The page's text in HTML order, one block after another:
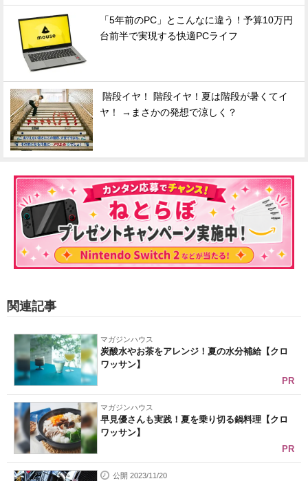
「5年前のPC」とこんなに違う！予算10万円
台前半で実現する快適PCライフ
階段イヤ！ 階段イヤ！夏は階段が暑くてイ
ヤ！ →まさかの発想で涼しく？
関連記事
マガジンハウス
炭酸水やお茶をアレンジ！夏の水分補給【クロ
ワッサン】
PR
マガジンハウス
早見優さんも実践！夏を乗り切る鍋料理【クロ
ワッサン】
PR
公開 2023/11/20